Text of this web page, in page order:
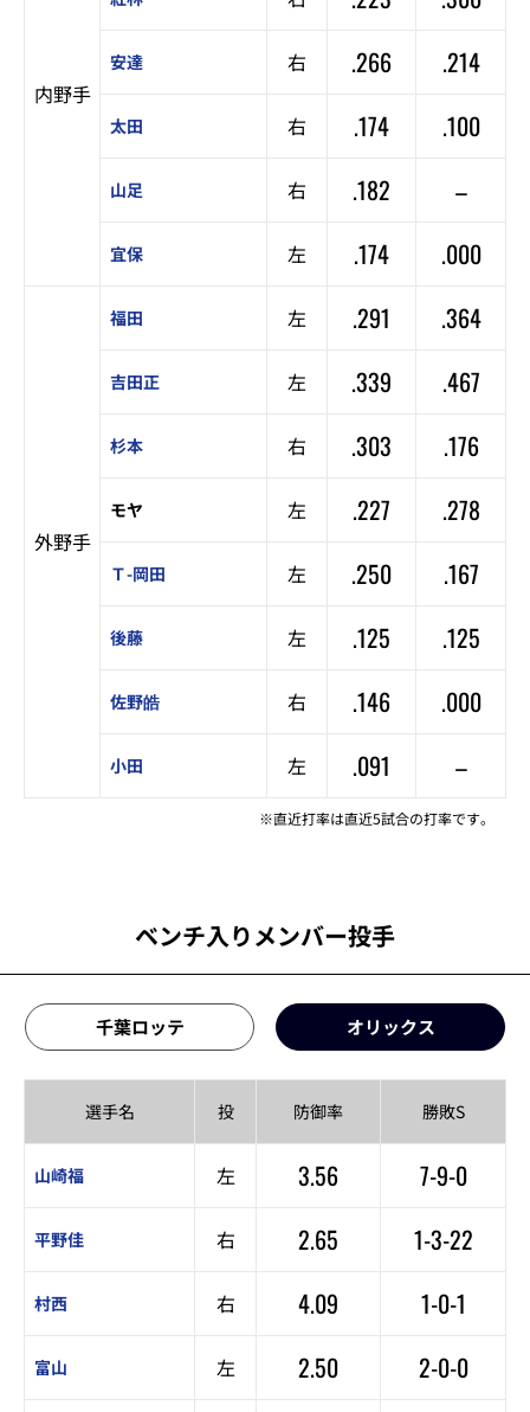
内野手
安達 右 .266 .214
太田 右 .174 .100
山足 右 .182 –
宜保 左 .174 .000
外野手
福田 左 .291 .364
吉田正 左 .339 .467
杉本 右 .303 .176
モヤ 左 .227 .278
Ｔ-岡田 左 .250 .167
後藤 左 .125 .125
佐野皓 右 .146 .000
小田 左 .091 –
※直近打率は直近5試合の打率です。
ベンチ入りメンバー投手
千葉ロッテ オリックス
選手名 投 防御率 勝敗S
山崎福 左 3.56 7-9-0
平野佳 右 2.65 1-3-22
村西 右 4.09 1-0-1
富山 左 2.50 2-0-0